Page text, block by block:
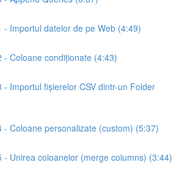
- Importul datelor de pe Web (4:49)
- Coloane condiționate (4:43)
- Importul fișierelor CSV dintr-un Folder
- Coloane personalizate (custom) (5:37)
- Unirea coloanelor (merge columns) (3:44)